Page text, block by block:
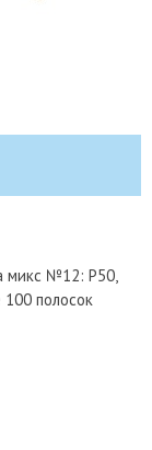
микс №12: P50,
100 полосок